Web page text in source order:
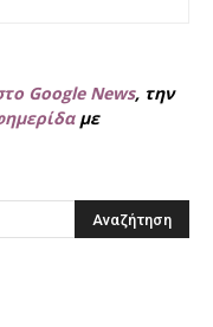
Google News, την
με